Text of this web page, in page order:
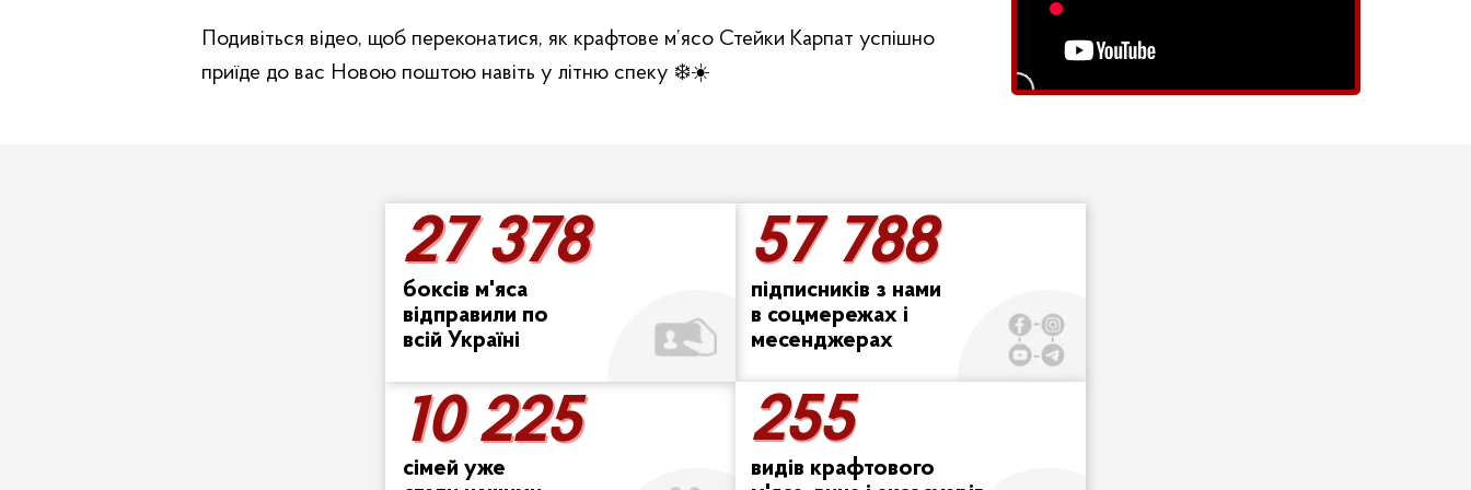
Подивіться відео, щоб переконатися, як крафтове м’ясо Стейки Карпат успішно
приїде до вас Новою поштою навіть у літню спеку ❄️☀️
10 225
10 225
сімей уже
57 788
57 788
27 378
27 378
боксів м'яса
відправили по
всій Україні
255
255
видів крафтового
підписників з нами
в соцмережах і
месенджерах